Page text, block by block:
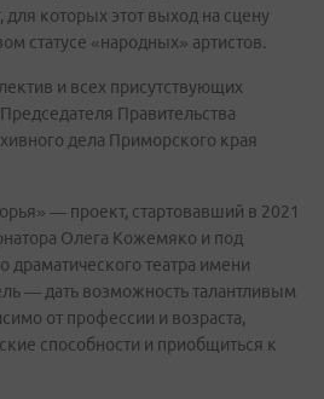
для которых этот выход на сцену
статусе «народных» артистов.
и всех присутствующих
Правительства
дела Приморского края
— проект, стартовавший в 2021
Олега Кожемяко и под
театра имени
— дать возможность талантливым
от профессии и возраста,
способности и приобщиться к